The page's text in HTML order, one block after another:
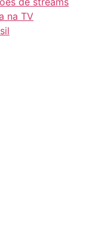
na TV